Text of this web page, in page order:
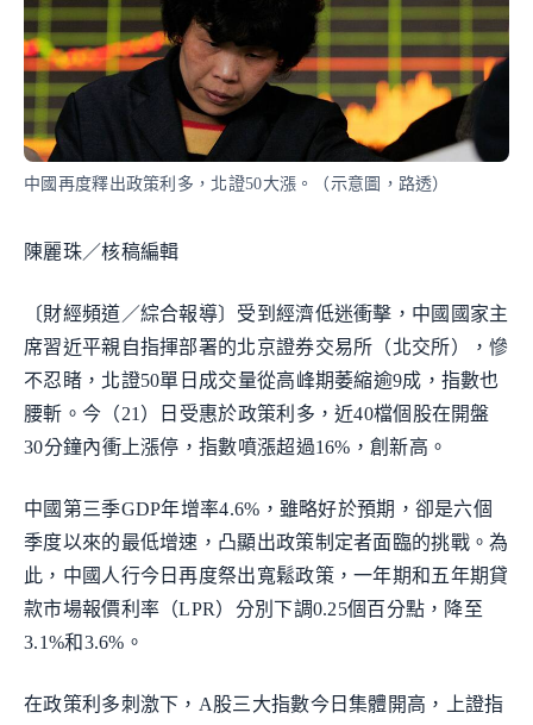
中國再度釋出政策利多，北證50大漲。（示意圖，路透）
陳麗珠／核稿編輯
〔財經頻道／綜合報導〕受到經濟低迷衝擊，中國國家主
席習近平親自指揮部署的北京證券交易所（北交所），慘
不忍睹，北證50單日成交量從高峰期萎縮逾9成，指數也
腰斬。今（21）日受惠於政策利多，近40檔個股在開盤
30分鐘內衝上漲停，指數噴漲超過16%，創新高。
中國第三季GDP年增率4.6%，雖略好於預期，卻是六個
季度以來的最低增速，凸顯出政策制定者面臨的挑戰。為
此，中國人行今日再度祭出寬鬆政策，一年期和五年期貸
款市場報價利率（LPR）分別下調0.25個百分點，降至
3.1%和3.6%。
在政策利多刺激下，A股三大指數今日集體開高，上證指